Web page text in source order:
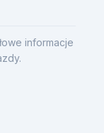
informacje